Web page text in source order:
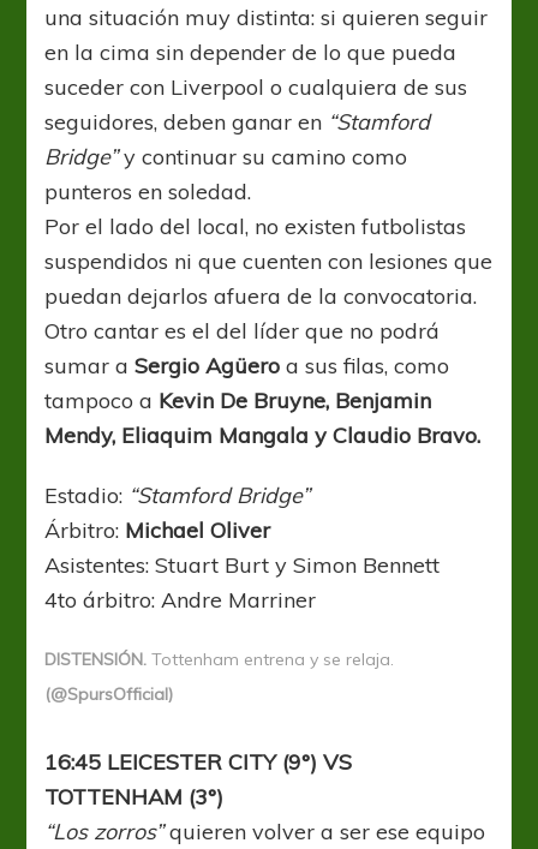
una situación muy distinta: si quieren seguir
en la cima sin depender de lo que pueda
suceder con Liverpool o cualquiera de sus
seguidores, deben ganar en “Stamford
Bridge”y continuar su camino como
punteros en soledad.
Por el lado del local, no existen futbolistas
suspendidos ni que cuenten con lesiones que
puedan dejarlos afuera de la convocatoria.
Otro cantar es el del líder que no podrá
sumar aSergio Agüero a sus filas, como
tampoco a Kevin De Bruyne, Benjamin
Mendy, Eliaquim Mangala y Claudio Bravo.
Estadio: “Stamford Bridge”
Árbitro: Michael Oliver
Asistentes: Stuart Burt y Simon Bennett
4to árbitro: Andre Marriner
DISTENSIÓN. Tottenham entrena y se relaja.
(@SpursOfficial)
16:45 LEICESTER CITY (9°) VS
TOTTENHAM (3°)
“Los zorros”quieren volver a ser ese equipo